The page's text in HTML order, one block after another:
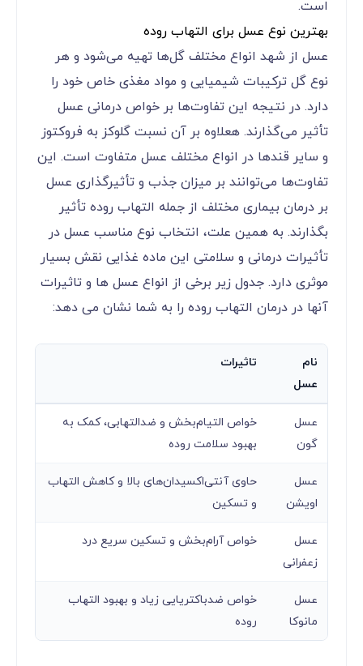
است.
بهترین نوع عسل برای التهاب روده
عسل از شهد انواع مختلف گل‌ها تهیه می‌شود و هر
نوع گل ترکیبات شیمیایی و مواد مغذی خاص خود را
دارد. در نتیجه این تفاوت‌ها بر خواص درمانی عسل
تأثیر می‌گذارند. هعلاوه بر آن نسبت گلوکز به فروکتوز
و سایر قندها در انواع مختلف عسل متفاوت است. این
تفاوت‌ها می‌توانند بر میزان جذب و تأثیرگذاری عسل
بر درمان بیماری مختلف از جمله التهاب روده تأثیر
بگذارند. به همین علت، انتخاب نوع مناسب عسل در
تأثیرات درمانی و سلامتی این ماده غذایی نقش بسیار
موثری دارد. جدول زیر برخی از انواع عسل ها و تاثیرات
آنها در درمان التهاب روده را به شما نشان می دهد:
نام
عسل
تاثیرات
عسل
گون
خواص التیام‌بخش و ضدالتهابی، کمک به
بهبود سلامت روده
عسل
اویشن
حاوی آنتی‌اکسیدان‌های بالا و کاهش التهاب
و تسکین
عسل
زعفرانی
خواص آرام‌بخش و تسکین سریع درد
عسل
مانوکا
خواص ضدباکتریایی زیاد و بهبود التهاب
روده